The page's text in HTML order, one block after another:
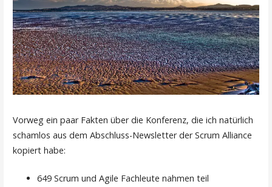
Vorweg ein paar Fakten über die Konferenz, die ich natürlich
schamlos aus dem Abschluss-Newsletter der Scrum Alliance
kopiert habe:
649 Scrum und Agile Fachleute nahmen teil